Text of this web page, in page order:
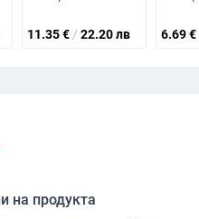
11.35€ / 22.20 лв 6.69€
на продукта